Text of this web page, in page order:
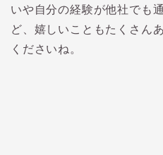
いや自分の経験が他社でも
ど、嬉しいこともたくさん
くださいね。